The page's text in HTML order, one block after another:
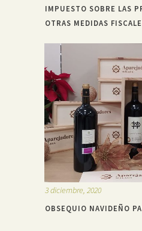
IMPUESTO SOBRE LAS
OTRAS MEDIDAS
3 diciembre, 2020
OBSEQUIO NAVIDEÑO